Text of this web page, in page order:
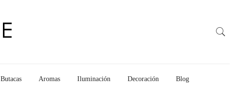
Butacas Aromas Iluminación Decoración Blog